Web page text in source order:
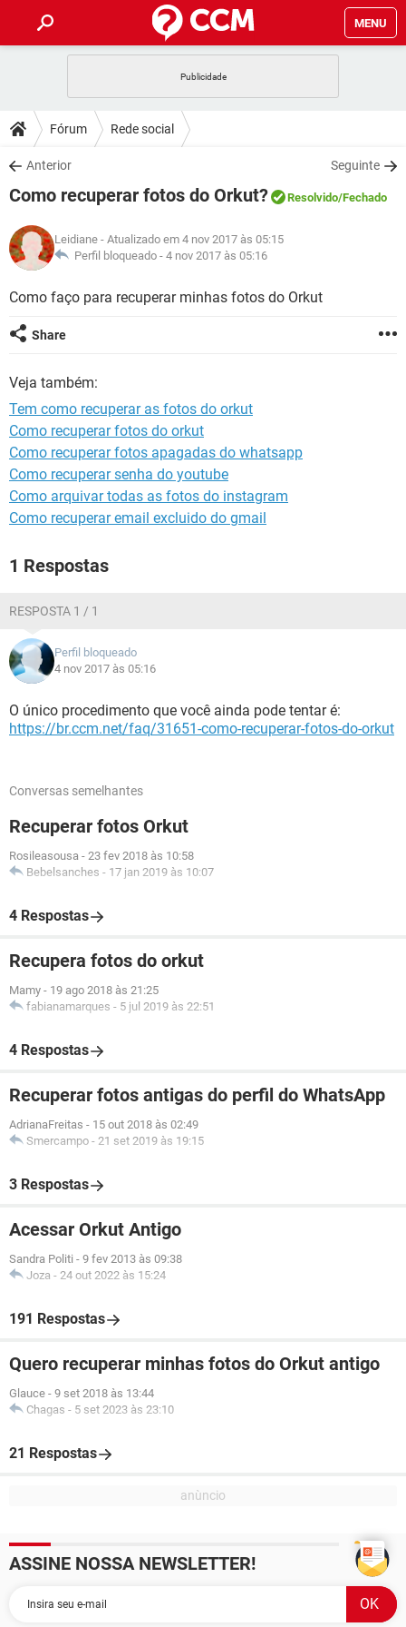
MENU
CELULAR
OUTLOOK
INSTAGRAM GMAIL
GUIA DE COMPRAS
DICAS
JOGOS
INSTAGRAM GMAIL
GUIA DE COMPRAS
DOWNLOADS
JOGOS WHATSAPP
CELULAR
OUTLOOK EXCEL
INSTAGRAM GMAIL
JOGOS WHATSAPP
CELULAR
OUTLOOK EXCEL
INSTAGRAM
GLOSSÁRIO
WHATSAPP
INSTAGRAM
GUIA DE COMPRAS
Fórum Rede social
Anterior Seguinte
Como recuperar fotos do Orkut? Resolvido/Fechado
Leidiane - Atualizado em 4 nov 2017 às 05:15
Perfil bloqueado - 4 nov 2017 às 05:16
Como faço para recuperar minhas fotos do Orkut
Share
Veja também:
Tem como recuperar as fotos do orkut
Como recuperar fotos do orkut
Como recuperar fotos apagadas do whatsapp
Como recuperar senha do youtube
Como arquivar todas as fotos do instagram
Como recuperar email excluido do gmail
1 Respostas
RESPOSTA 1 / 1
Perfil bloqueado
4 nov 2017 às 05:16
O único procedimento que você ainda pode tentar é:
https://br.ccm.net/faq/31651-como-recuperar-fotos-do-orkut
Conversas semelhantes
Recuperar fotos Orkut
Rosileasousa - 23 fev 2018 às 10:58
Bebelsanches - 17 jan 2019 às 10:07
4 Respostas
Recupera fotos do orkut
Mamy - 19 ago 2018 às 21:25
fabianamarques - 5 jul 2019 às 22:51
4 Respostas
Recuperar fotos antigas do perfil do WhatsApp
AdrianaFreitas - 15 out 2018 às 02:49
Smercampo - 21 set 2019 às 19:15
3 Respostas
Acessar Orkut Antigo
Sandra Politi - 9 fev 2013 às 09:38
Joza - 24 out 2022 às 15:24
191 Respostas
Quero recuperar minhas fotos do Orkut antigo
Glauce - 9 set 2018 às 13:44
Chagas - 5 set 2023 às 23:10
21 Respostas
ASSINE NOSSA NEWSLETTER!